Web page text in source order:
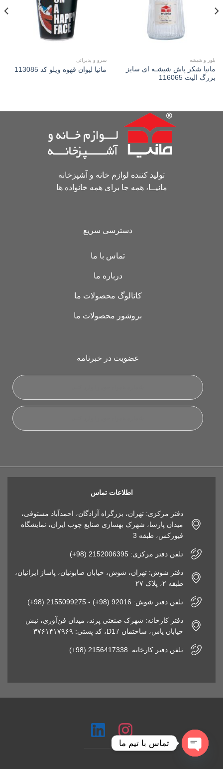
بلور و شیشه
مانیا شکر پاش شیشـه ای سايز
بزرگ الیت 116065
سرو و پذیرائی
مانیا لیوان قهوه ویلو کد 113085
تولید کننده لوازم خانه و آشپزخانه
مانیــا، همه جا برای همه خانواده ها
دسترسی سریع
تماس با ما
درباره ما
کاتالوگ محصولات ما
بروشور محصولات ما
عضویت در خبرنامه
اطلاعات تماس
دفتر مرکزی: تهران، بزرگراه آزادگان، احمدآباد مستوفی،
میدان پارسا، شهرک بهسازی صنایع چوب ایران، نمایشگاه
فیورکس، طبقه 3
تلفن دفتر مرکزی: 2152006395 (98+)
دفتر شوش: تهران، شوش، خیابان صابونیان، پاساژ ایرانیان،
طبقه ۲، پلاک ۲۷
تلفن دفتر شوش: 92016 (98+) - 2155099275 (98+)
دفتر کارخانه: شهرک صنعتی پرند، میدان فن‌آوری، نبش
خیابان یاس، ساختمان D17، کد پستی: ۳۷۶۱۴۱۷۹۶۹
تلفن دفتر کارخانه: 2156417338 (98+)
تماس با تیم ما